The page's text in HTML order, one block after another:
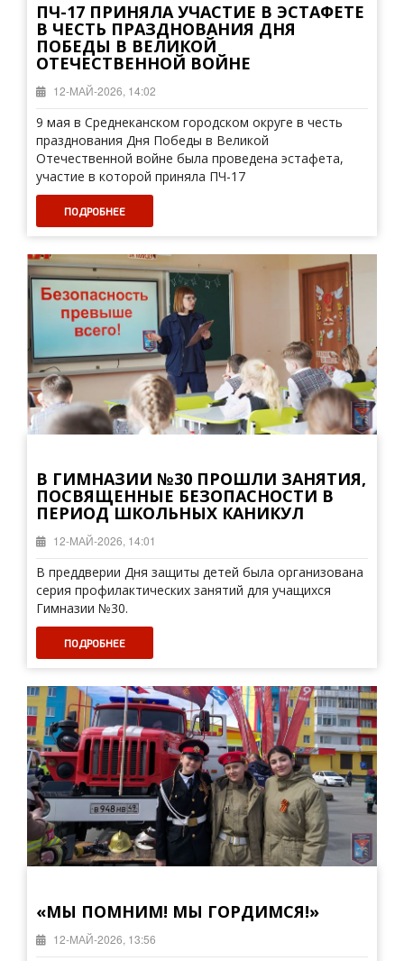
ПЧ-17 ПРИНЯЛА УЧАСТИЕ В ЭСТАФЕТЕ
В ЧЕСТЬ ПРАЗДНОВАНИЯ ДНЯ
ПОБЕДЫ В ВЕЛИКОЙ
ОТЕЧЕСТВЕННОЙ ВОЙНЕ
12-МАЙ-2026, 14:02
9 мая в Среднеканском городском округе в честь
празднования Дня Победы в Великой
Отечественной войне была проведена эстафета,
участие в которой приняла ПЧ-17
ПОДРОБНЕЕ
В ГИМНАЗИИ №30 ПРОШЛИ ЗАНЯТИЯ,
ПОСВЯЩЕННЫЕ БЕЗОПАСНОСТИ В
ПЕРИОД ШКОЛЬНЫХ КАНИКУЛ
12-МАЙ-2026, 14:01
В преддверии Дня защиты детей была организована
серия профилактических занятий для учащихся
Гимназии №30.
ПОДРОБНЕЕ
«МЫ ПОМНИМ! МЫ ГОРДИМСЯ!»
12-МАЙ-2026, 13:56